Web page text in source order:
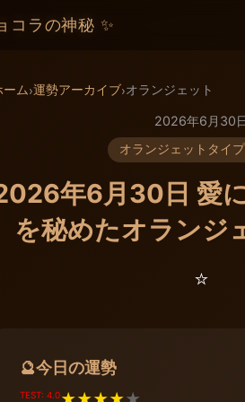
コラの神秘 ✨
ーム›運勢アーカイブ›オランジェット
2026年6月30
オランジェットタイ
年6月30日 愛
を秘めたオランジ
⭐️
🔮今日の運勢
TEST: 4.0